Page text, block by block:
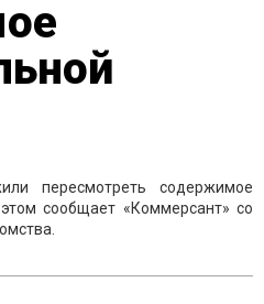
пересмотреть содержимое
сообщает «Коммерсант» со